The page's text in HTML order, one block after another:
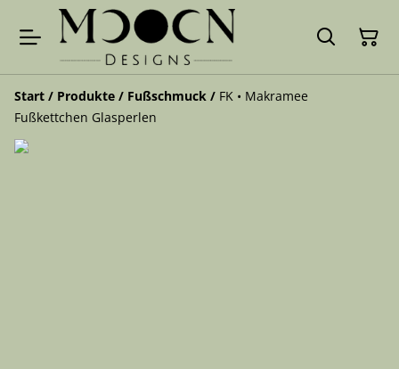
Start / Produkte / Fußschmuck / FK • Makramee
Fußkettchen Glasperlen